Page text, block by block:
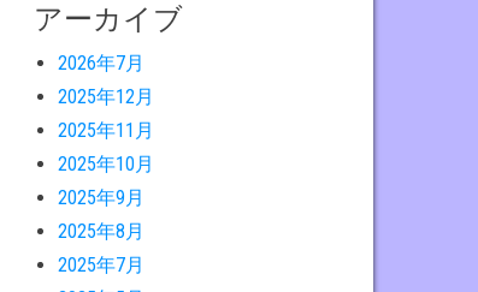
アーカイブ
2026年7月
2025年12月
2025年11月
2025年10月
2025年9月
2025年8月
2025年7月